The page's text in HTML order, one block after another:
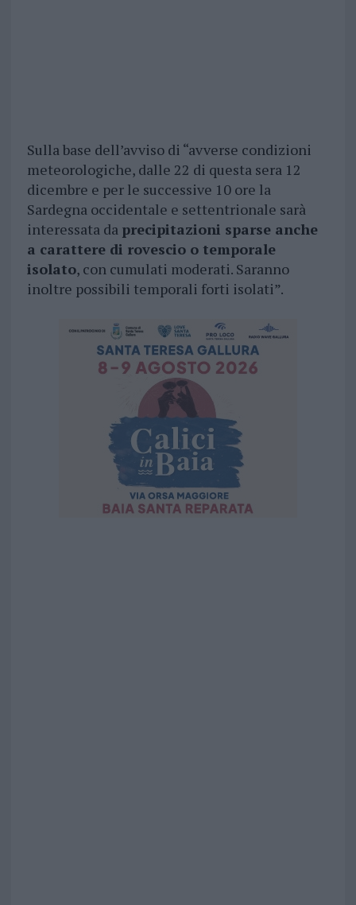
Sulla base dell’avviso di “avverse condizioni
meteorologiche, dalle 22 di questa sera 12
dicembre e per le successive 10 ore la
Sardegna occidentale e settentrionale sarà
interessata da precipitazioni sparse anche
a carattere di rovescio o temporale
isolato, con cumulati moderati. Saranno
inoltre possibili temporali forti isolati”.